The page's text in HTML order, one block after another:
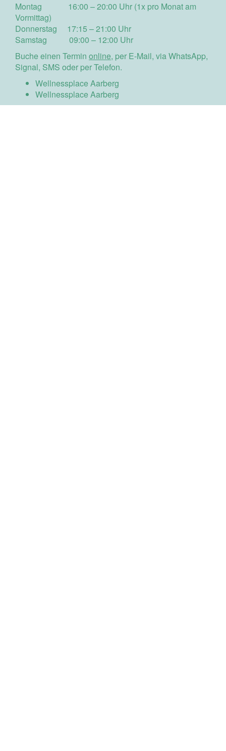
Montag 16:00 – 20:00 Uhr (1x pro Monat am
Vormittag)
Donnerstag 17:15 – 21:00 Uhr
Samstag 09:00 – 12:00 Uhr
Buche einen Termin online, per E-Mail, via WhatsApp,
Signal, SMS oder per Telefon.
Wellnessplace Aarberg
Wellnessplace Aarberg